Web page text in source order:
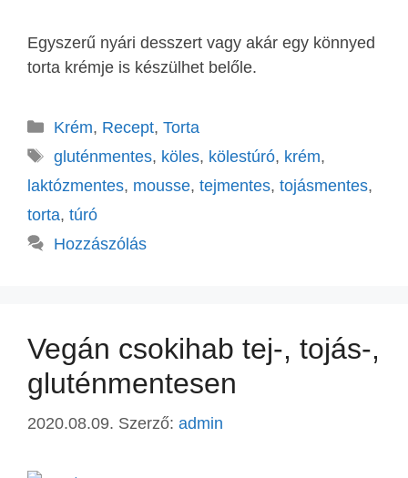
Egyszerű nyári desszert vagy akár egy könnyed
torta krémje is készülhet belőle.
Krém, Recept, Torta
gluténmentes, köles, kölestúró, krém,
laktózmentes, mousse, tejmentes, tojásmentes,
torta, túró
Hozzászólás
Vegán csokihab tej-, tojás-,
gluténmentesen
2020.08.09. Szerző: admin